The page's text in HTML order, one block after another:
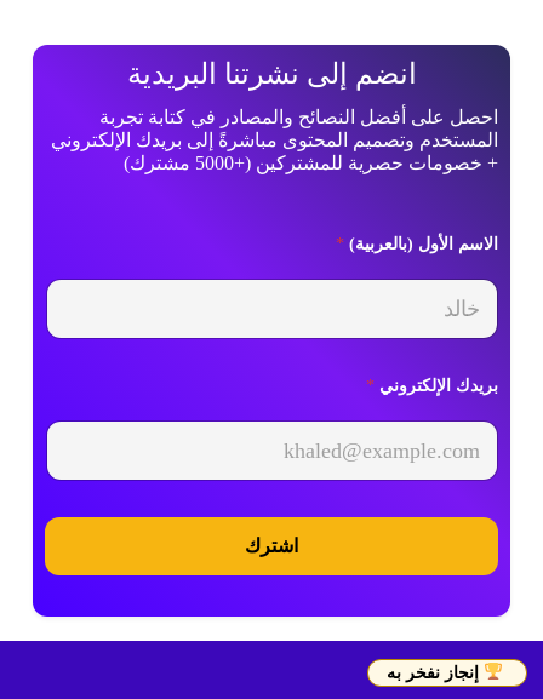
انضم إلى نشرتنا البريدية
احصل على أفضل النصائح والمصادر في كتابة تجربة
المستخدم وتصميم المحتوى مباشرةً إلى بريدك الإلكتروني
+ خصومات حصرية للمشتركين (+5000 مشترك)
الاسم الأول (بالعربية) *
*
ل
س
بريدك الإلكتروني *
اشترك
إنجاز نفخر به